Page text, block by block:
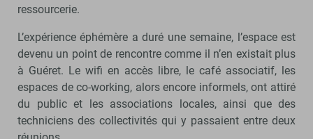
ressourcerie.
L’expérience éphémère a duré une semaine, l’espace est
devenu un point de rencontre comme il n’en existait plus
à Guéret. Le wifi en accès libre, le café associatif, les
espaces de co-working, alors encore informels, ont attiré
du public et les associations locales, ainsi que des
techniciens des collectivités qui y passaient entre deux